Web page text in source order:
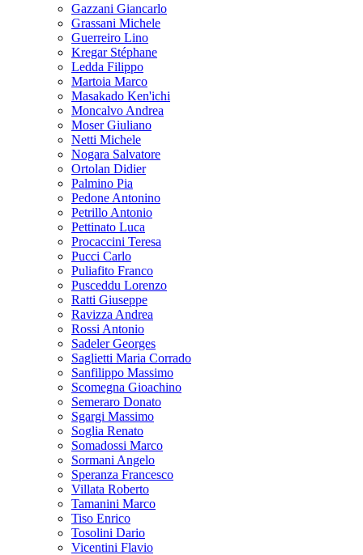
Gazzani Giancarlo
Grassani Michele
Guerreiro Lino
Kregar Stéphane
Ledda Filippo
Martoia Marco
Masakado Ken'ichi
Moncalvo Andrea
Moser Giuliano
Netti Michele
Nogara Salvatore
Ortolan Didier
Palmino Pia
Pedone Antonino
Petrillo Antonio
Pettinato Luca
Procaccini Teresa
Pucci Carlo
Puliafito Franco
Pusceddu Lorenzo
Ratti Giuseppe
Ravizza Andrea
Rossi Antonio
Sadeler Georges
Saglietti Maria Corrado
Sanfilippo Massimo
Scomegna Gioachino
Semeraro Donato
Sgargi Massimo
Soglia Renato
Somadossi Marco
Sormani Angelo
Speranza Francesco
Villata Roberto
Tamanini Marco
Tiso Enrico
Tosolini Dario
Vicentini Flavio